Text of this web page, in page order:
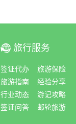
ꀇ 旅行服务
签证代办
旅游保险
旅游指南
经验分享
行业动态
游记攻略
签证问答
邮轮旅游